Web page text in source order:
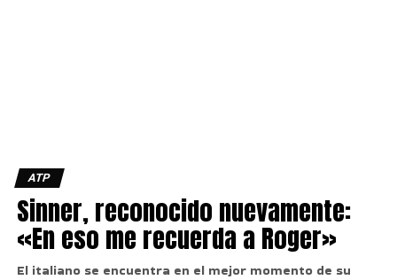
ATP
Sinner, reconocido nuevamente:
«En eso me recuerda a Roger»
El italiano se encuentra en el mejor momento de su